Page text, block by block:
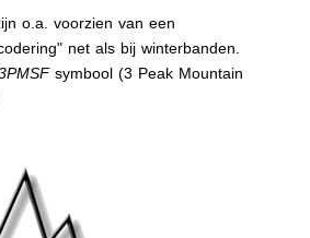
o.a. voorzien van een
net als bij winterbanden.
symbool (3 Peak Mountain